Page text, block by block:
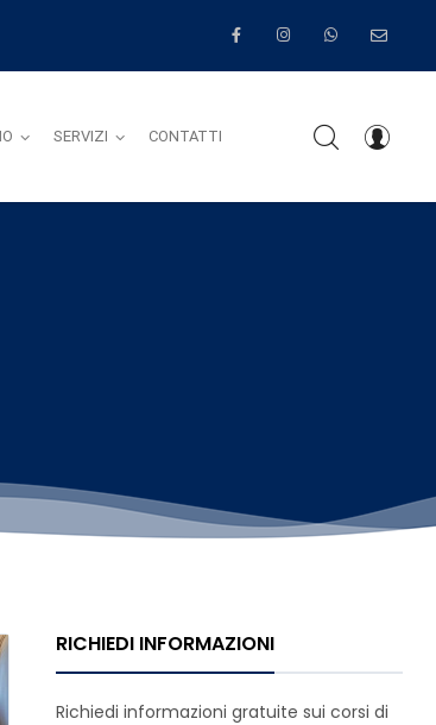
SERVIZI CONTATTI
RICHIEDI INFORMAZIONI
Richiedi informazioni gratuite sui corsi di